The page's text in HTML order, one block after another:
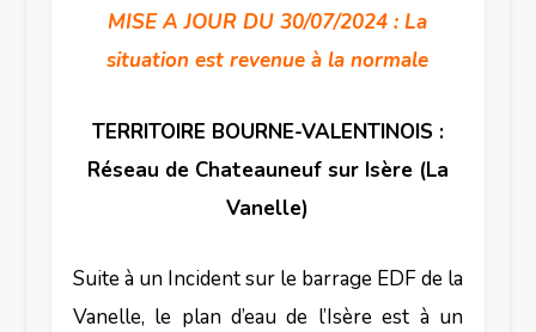
MISE A JOUR DU 30/07/2024 : La
situation est revenue à la normale
TERRITOIRE BOURNE-VALENTINOIS :
Réseau de Chateauneuf sur Isère (La
Vanelle)
Suite à un Incident sur le barrage EDF de la
Vanelle, le plan d’eau de l’Isère est à un